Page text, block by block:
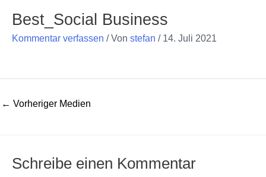
Best_Social Business
Kommentar verfassen / Von stefan / 14. Juli 2021
← Vorheriger Medien
Schreibe einen Kommentar